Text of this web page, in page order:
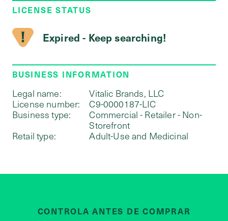
LICENSE STATUS
Expired - Keep searching!
BUSINESS INFORMATION
Legal name:
Vitalic Brands, LLC
License number:
C9-0000187-LIC
Business type:
Commercial - Retailer - Non-
Storefront
Retail type:
Adult-Use and Medicinal
CONTROLA ANTES DE COMPRAR